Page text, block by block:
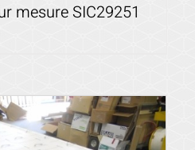
détails
mesure SIC29251